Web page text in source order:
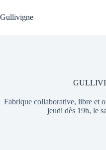
au
contenu
Gullivigne
Fabrique collaborative, libre et
jeudi dès 19h, le